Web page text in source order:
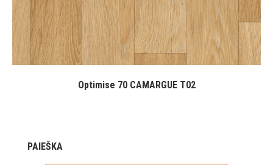
Optimise 70 CAMARGUE T02
PAIEŠKA